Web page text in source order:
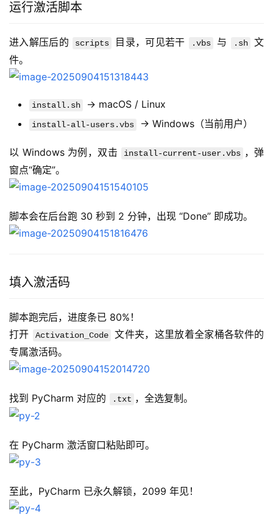
运行激活脚本
进入解压后的 scripts 目录，可见若干 .vbs 与 .sh
文
件。
install.sh → macOS / Linux
install-all-users.vbs → Windows（当前用户）
以 Windows 为例，双击 install-current-user.vbs ，弹
窗点“确定”。
脚本会在后台跑 30 秒到 2 分钟，出现 “Done” 即成功。
填入激活码
脚本跑完后，进度条已 80%！
打开
Activation_Code
文件夹，这里放着全家桶各软件的
专属激活码。
找到 PyCharm 对应的 .txt ，全选复制。
在 PyCharm 激活窗口粘贴即可。
至此，PyCharm 已永久解锁，2099 年见！